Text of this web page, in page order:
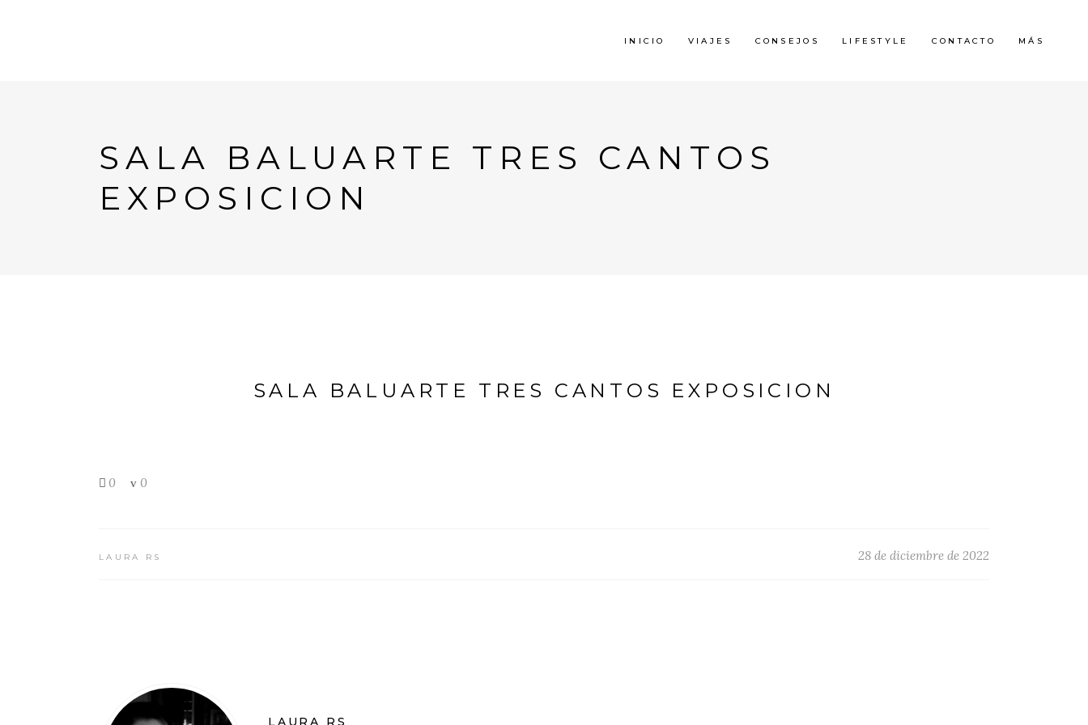
INICIO VIAJES CONSEJOS LIFESTYLE CONTACTO MÁS
SALA BALUARTE TRES CANTOS
EXPOSICION
SALA BALUARTE TRES CANTOS EXPOSICION
0 0
LAURA RS 28 de diciembre de 2022
LAURA RS